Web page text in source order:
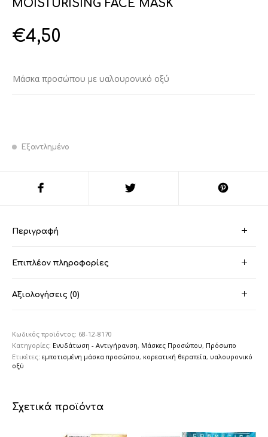
MOISTURISING FACE MASK
€4,50
Μάσκα προσώπου με υαλουρονικό οξύ
Εξαντλημένο
Περιγραφή
Επιπλέον πληροφορίες
Αξιολογήσεις (0)
Κωδικός προϊόντος: 68-12-8170
Κατηγορίες: Ενυδάτωση - Αντιγήρανση, Μάσκες Προσώπου, Πρόσωπο
Ετικέτες:εμποτισμένη μάσκα προσώπου, κορεατική θεραπεία, υαλουρονικό
οξύ
Σχετικά προϊόντα